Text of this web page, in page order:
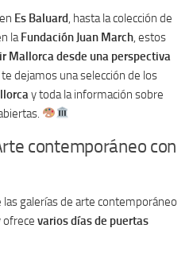
Es Baluard , hasta la colección de
la Fundación Juan March , estos
Mallorca desde una perspectiva
dejamos una selección de los
y toda la información sobre
contemporáneo con
las galerías de arte contemporáneo
ofrece varios días de puertas